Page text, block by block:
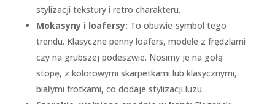
stylizacji tekstury i retro charakteru.
Mokasyny i loafersy: To obuwie-symbol tego
trendu. Klasyczne penny loafers, modele z frędzlami
czy na grubszej podeszwie. Nosimy je na gołą
stopę, z kolorowymi skarpetkami lub klasycznymi,
białymi frotkami, co dodaje stylizacji luzu.